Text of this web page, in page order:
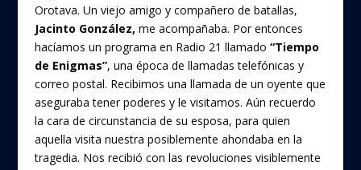
Orotava. Un viejo amigo y compañero de batallas,
Jacinto González, me acompañaba. Por entonces
hacíamos un programa en Radio 21 llamado “Tiempo
de Enigmas”, una época de llamadas telefónicas y
correo postal. Recibimos una llamada de un oyente que
aseguraba tener poderes y le visitamos. Aún recuerdo
la cara de circunstancia de su esposa, para quien
aquella visita nuestra posiblemente ahondaba en la
tragedia. Nos recibió con las revoluciones visiblemente